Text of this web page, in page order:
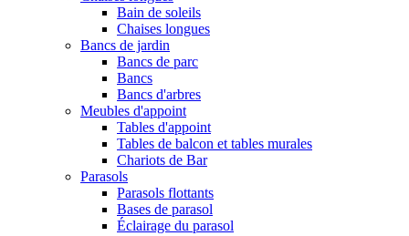
Bain de soleils
Chaises longues
Bancs de jardin
Bancs de parc
Bancs
Bancs d'arbres
Meubles d'appoint
Tables d'appoint
Tables de balcon et tables murales
Chariots de Bar
Parasols
Parasols flottants
Bases de parasol
Éclairage du parasol